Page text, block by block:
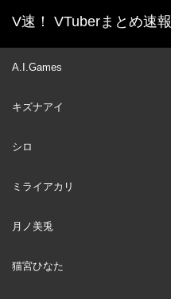
V速！ VTuberまとめ速報
A.I.Games
キズナアイ
シロ
ミライアカリ
月ノ美兎
猫宮ひなた
ホーム
新着動画一覧
11